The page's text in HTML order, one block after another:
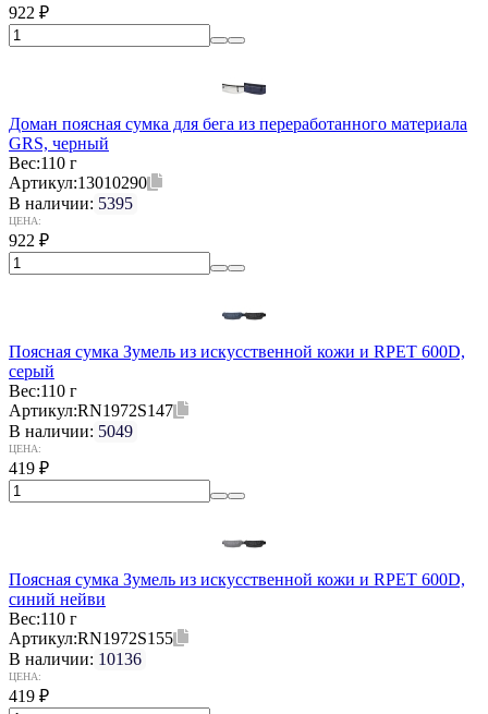
922 ₽
Доман поясная сумка для бега из переработанного материала
GRS, черный
Вес:110 г
Артикул:13010290
В наличии: 5395
ЦЕНА:
922 ₽
Поясная сумка Зумель из искусственной кожи и RPET 600D,
серый
Вес:110 г
Артикул:RN1972S147
В наличии: 5049
ЦЕНА:
419 ₽
Поясная сумка Зумель из искусственной кожи и RPET 600D,
синий нейви
Вес:110 г
Артикул:RN1972S155
В наличии: 10136
ЦЕНА:
419 ₽